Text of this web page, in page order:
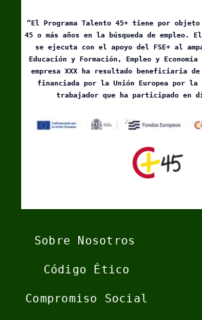
“El Programa Talento 45+ tiene por objeto
45 o más años en la búsqueda de empleo.
se ejecuta con el apoyo del FSE+ al
Educación y Formación, Empleo y
empresa XXX ha resultado beneficiaria de
financiada por la Unión Europea por la
trabajador que ha participado en
Sobre Nosotros
Código Ético
Compromiso Social